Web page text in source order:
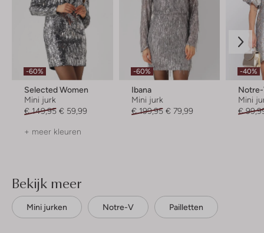
-60%
Selected Women
Mini jurk
€ 149,95 € 59,99
+ meer kleuren
-60%
Ibana
Mini jurk
€ 199,95 € 79,99
-40%
Mini
€
Bekijk meer
Mini jurken Notre-V Pailletten